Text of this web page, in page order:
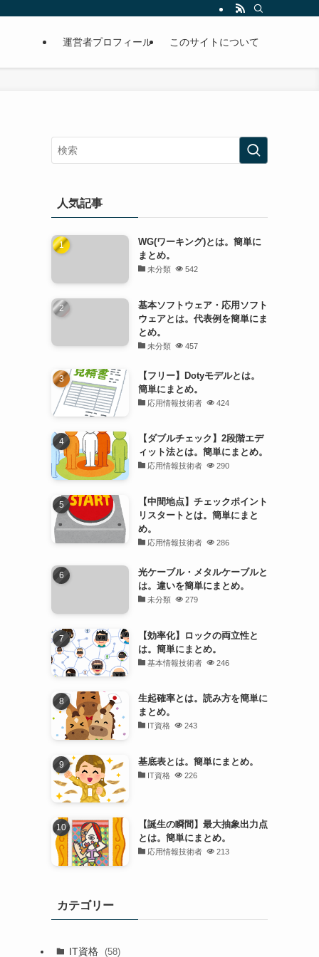
運営者プロフィール このサイトについて
人気記事
WG(ワーキング)とは。簡単に
まとめ。
未分類 542
基本ソフトウェア・応用ソフト
ウェアとは。代表例を簡単にま
とめ。
未分類 457
【フリー】Dotyモデルとは。
簡単にまとめ。
応用情報技術者 424
【ダブルチェック】2段階エデ
ィット法とは。簡単にまとめ。
応用情報技術者 290
【中間地点】チェックポイント
リスタートとは。簡単にまと
め。
応用情報技術者 286
光ケーブル・メタルケーブルと
は。違いを簡単にまとめ。
未分類 279
【効率化】ロックの両立性と
は。簡単にまとめ。
基本情報技術者 246
生起確率とは。読み方を簡単に
まとめ。
IT資格 243
基底表とは。簡単にまとめ。
IT資格 226
【誕生の瞬間】最大抽象出力点
とは。簡単にまとめ。
応用情報技術者 213
カテゴリー
IT資格 (58)